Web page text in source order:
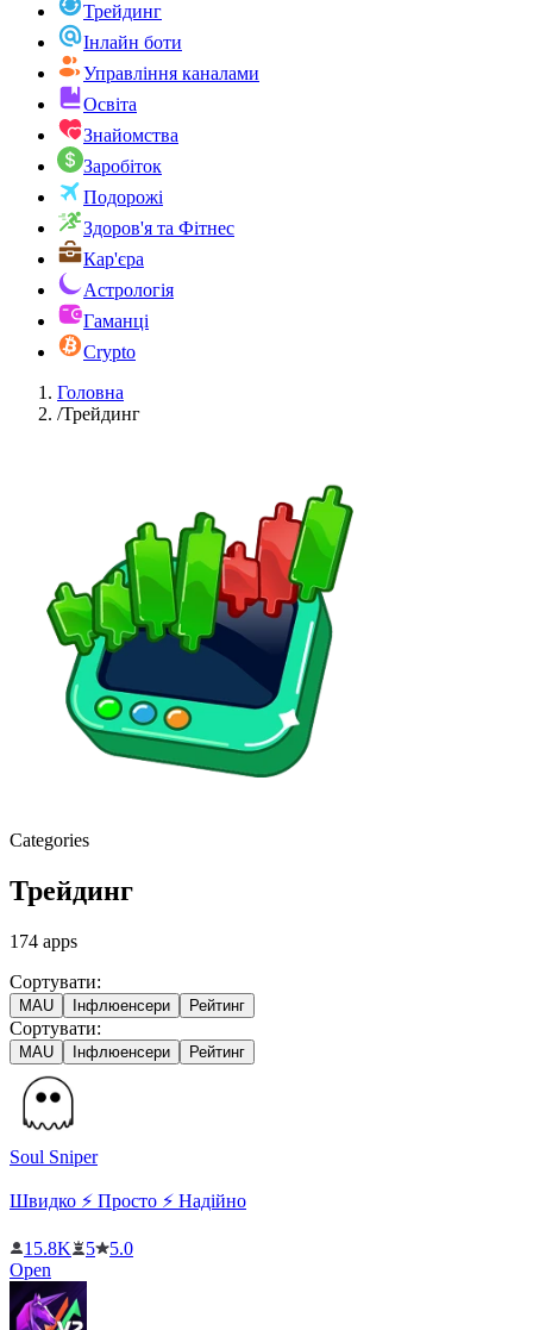
Трейдинг
Інлайн боти
Управління каналами
Освіта
Знайомства
Заробіток
Подорожі
Здоров'я та Фітнес
Кар'єра
Астрологія
Гаманці
Crypto
Головна
/Трейдинг
Categories
Трейдинг
174 apps
Сортувати:
MAU Інфлюенсери Рейтинг
Сортувати:
MAU Інфлюенсери Рейтинг
Soul Sniper
Швидко ⚡️ Просто ⚡️ Надійно
15.8K 5
5.0
Open